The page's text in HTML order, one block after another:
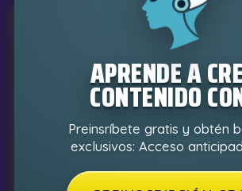
APRENDE A
CONTENIDO
Preinsríbete gratis y obtén
exclusivos: Acceso